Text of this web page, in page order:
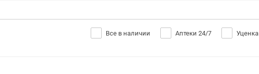
Все в наличии Аптеки 24/7 Уценка